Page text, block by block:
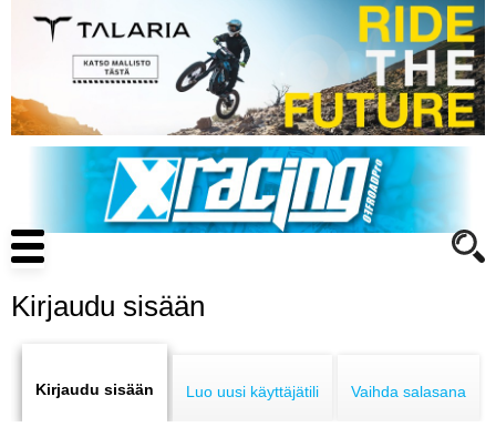
pääsisältöön
Main
navigation
ENDURO
Kirjaudu sisään
tabs
Kirjaudu sisään Luo uusi käyttäjätili Vaihda salasana